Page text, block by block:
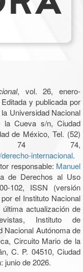
, vol. 26, enero-
y publicada por
Universidad Nacional
la Cueva s/n, Ciudad
de México, Tel. (52)
74,
internacional.
responsable: Manuel
de Derechos al Uso
102, ISSN (versión
el Instituto Nacional
actualización de
Instituto de
Nacional Autónoma de
Circuito Mario de la
C. P. 04510, Ciudad
junio de 2026.